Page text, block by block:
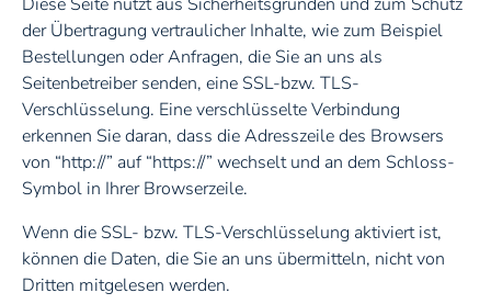
der Übertragung vertraulicher Inhalte, wie zum Beispiel
Bestellungen oder Anfragen, die Sie an uns als
Seitenbetreiber senden, eine SSL-bzw. TLS-
Verschlüsselung. Eine verschlüsselte Verbindung
erkennen Sie daran, dass die Adresszeile des Browsers
von “http://” auf “https://” wechselt und an dem Schloss-
Symbol in Ihrer Browserzeile.
Wenn die SSL- bzw. TLS-Verschlüsselung aktiviert ist,
können die Daten, die Sie an uns übermitteln, nicht von
Dritten mitgelesen werden.